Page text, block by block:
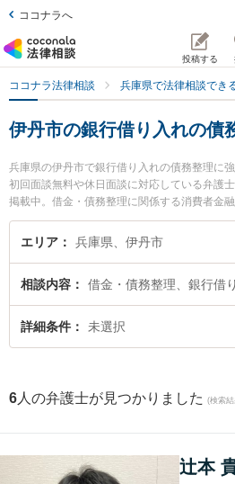
ココナラへ
投稿する
ココナラ法律相談 兵庫県で法律相談でき
伊丹市の銀行借り入れの債
兵庫県の伊丹市で銀行借り入れの債務整理に
初回面談無料や休日面談に対応している弁護
掲載中。借金・債務整理に関係する消費者金
債務整理、リボ払いの債務整理等の細かな分
す。特にITO法律事務所の辻本 貴裕弁護士や
入れの債務整理のトラブルを今すぐに弁護士
債務整理のトラブル解決の実績豊富な近くの
無料で銀行借り入れの債務整理を法律相談で
エリア 兵庫県、伊丹市
相談内容 借金・債務整理、銀行借
詳細条件 未選択
6 人の弁護士が見つかりました (検索
辻本